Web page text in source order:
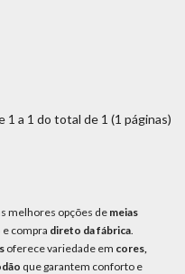
1 a 1 do total de 1 (1 páginas)
melhores opções demeias
e compra direto da fábrica
oferece variedade em cores,
que garantem conforto e